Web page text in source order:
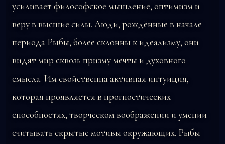
усиливает философское мышление, оптимизм и
веру в высшие силы. Люди, рождённые в начале
периода Рыбы, более склонны к идеализму, они
видят мир сквозь призму мечты и духовного
смысла. Им свойственна активная интуиция,
которая проявляется в прогностических
способностях, творческом воображении и умении
считывать скрытые мотивы окружающих. Рыбы